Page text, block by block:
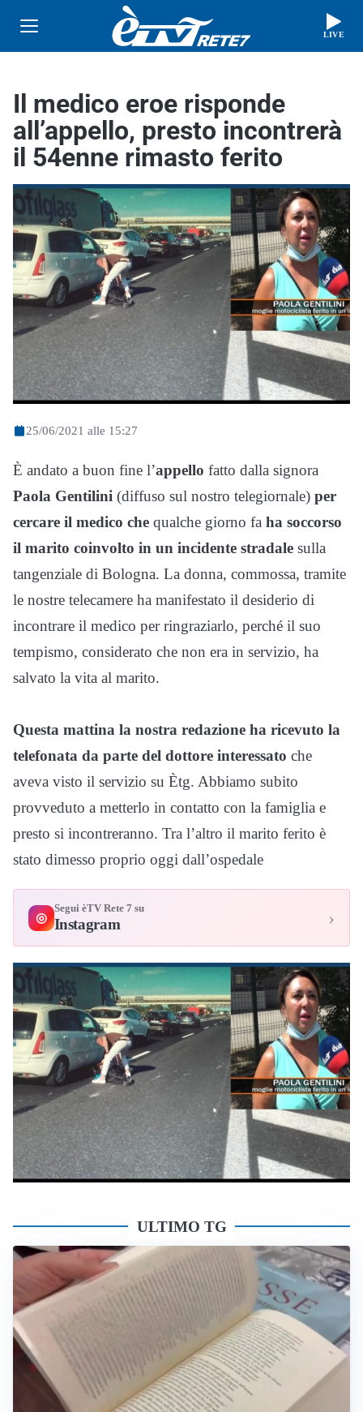
LIVE
Il medico eroe risponde
all’appello, presto incontrerà
il 54enne rimasto ferito
25/06/2021 alle 15:27
È andato a buon fine l’appello fatto dalla signora
Paola Gentilini (diffuso sul nostro telegiornale) per
cercare il medico che qualche giorno fa ha soccorso
il marito coinvolto in un incidente stradale sulla
tangenziale di Bologna. La donna, commossa, tramite
le nostre telecamere ha manifestato il desiderio di
incontrare il medico per ringraziarlo, perché il suo
tempismo, considerato che non era in servizio, ha
salvato la vita al marito.
Questa mattina la nostra redazione ha ricevuto la
telefonata da parte del dottore interessato che
aveva visto il servizio su Ètg. Abbiamo subito
provveduto a metterlo in contatto con la famiglia e
presto si incontreranno. Tra l’altro il marito ferito è
stato dimesso proprio oggi dall’ospedale
◎
Segui èTV Rete 7 su
Instagram ›
ULTIMO TG